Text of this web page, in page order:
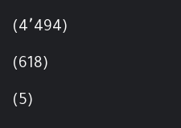
(4٬494)
(618)
(5)